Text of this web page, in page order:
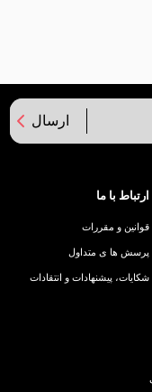
ارسال
ارتباط با ما
قوانین و مقررات
پرسش ها ی متداول
شکایات، پیشنهادات و انتقادات